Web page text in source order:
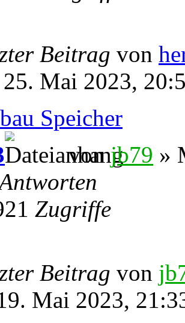
Beitrag von
Mai 2023,
Speicher
vonjb79 »
Zugriffe
Beitrag von
Mai 2023,